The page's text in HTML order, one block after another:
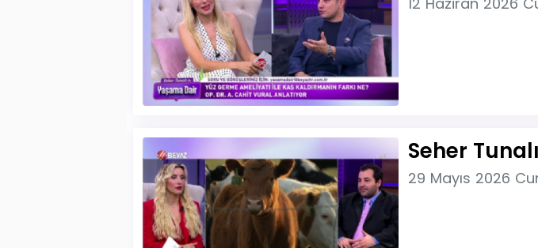
Seher
29 Mayıs 2026